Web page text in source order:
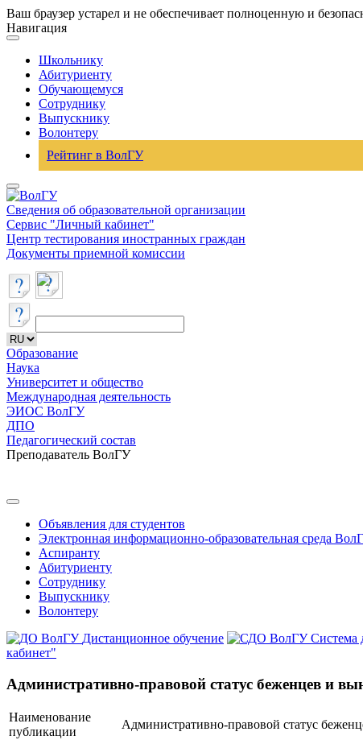
Ваш браузер устарел и не обеспечивает полноценную и
Навигация
Школьнику
Абитуриенту
Обучающемуся
Сотруднику
Выпускнику
Волонтеру
Рейтинг в ВолГУ
Сведения об образовательной организации
Сервис "Личный кабинет"
Центр тестирования иностранных граждан
Документы приемной комиссии
Образование
Наука
Университет и общество
Международная деятельность
ЭИОС ВолГУ
ДПО
Педагогический состав
Преподаватель ВолГУ
Объявления для студентов
Электронная информационно-образовательная среда
Аспиранту
Абитуриенту
Сотруднику
Выпускнику
Волонтеру
Дистанционное обучение
Система
кабинет"
Административно-правовой статус беженцев и
Наименование
публикации
Административно-правовой статус